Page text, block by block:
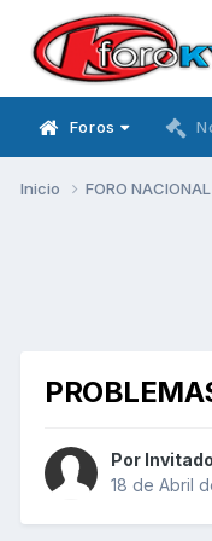
Foros
Inicio FORO NACIONAL
Por
18 de Abril